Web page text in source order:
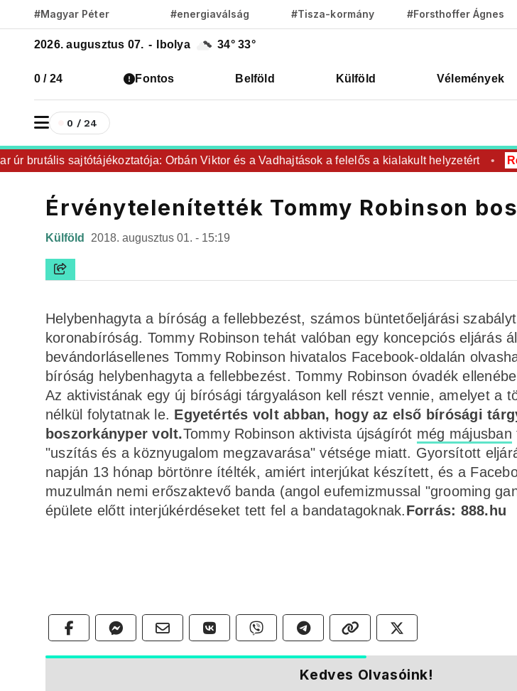
#Magyar Péter #energiaválság #Tisza-kormány #Forsthoffer Ágnes
2026. augusztus 07. - Ibolya 34° 33°
0 / 24 Fontos Belföld Külföld Vélemények
0 / 24
brutális sajtótájékoztatója: Orbán Viktor és a Vadhajtások a felelős a kialakult helyzetért
Érvénytelenítették Tommy Robinson
Külföld 2018. augusztus 01. - 15:19
Helybenhagyta a bíróság a fellebbezést, számos büntetőeljárási
koronabíróság. Tommy Robinson tehát valóban egy koncepciós eljárás
bevándorlásellenes Tommy Robinson hivatalos Facebook-oldalán
bíróság helybenhagyta a fellebbezést. Tommy Robinson óvadék
Az aktivistának egy új bírósági tárgyaláson kell részt vennie, amelyet a
nélkül folytatnak le. Egyetértés volt abban, hogy az első bírósági
boszorkányper volt.Tommy Robinson aktivista újságírót még májusban
"uszítás és a köznyugalom megzavarása" vétsége miatt. Gyorsított
napján 13 hónap börtönre ítélték, amiért interjúkat készített, és a
muzulmán nemi erőszaktevő banda (angol eufemizmussal "grooming
épülete előtt interjúkérdéseket tett fel a bandatagoknak.Forrás: 888.hu
Kedves Olvasóink!